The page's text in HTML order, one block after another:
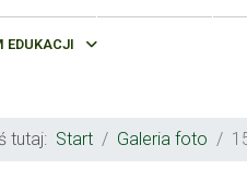
EDUKACJI
tutaj: Start Galeria foto